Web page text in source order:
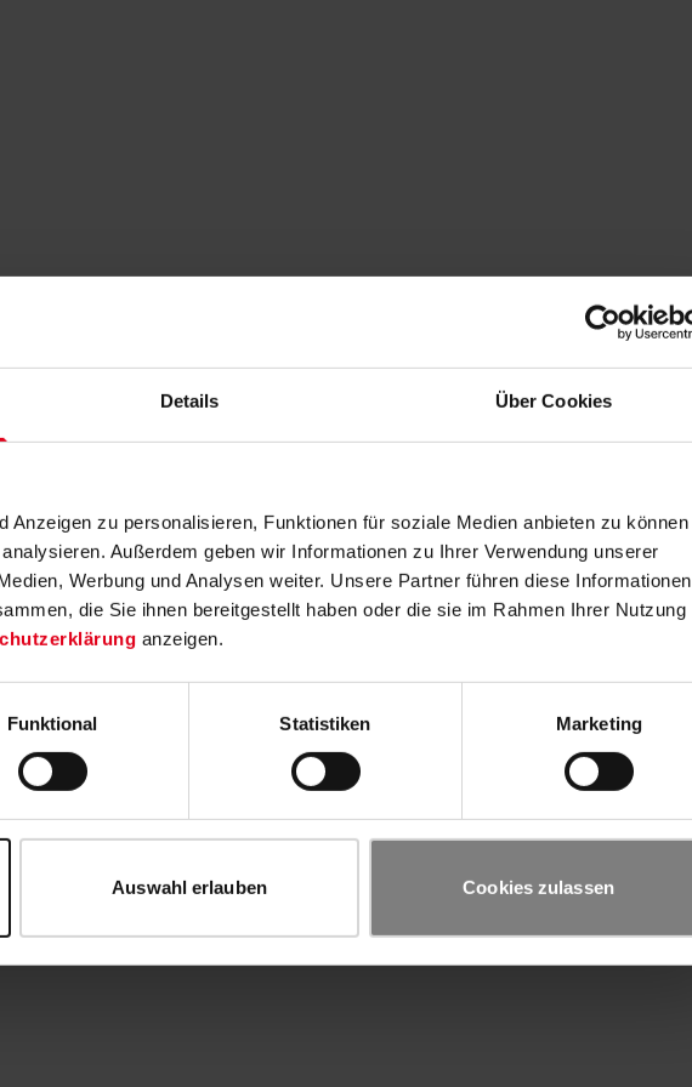
Details Über Cookies
Anzeigen zu personalisieren, Funktionen für soziale Medien anbieten zu können
Außerdem geben wir Informationen zu Ihrer Verwendung unserer
Werbung und Analysen weiter. Unsere Partner führen diese Informationen
die Sie ihnen bereitgestellt haben oder die sie im Rahmen Ihrer Nutzung
anzeigen.
Funktional Statistiken Marketing
Auswahl erlauben Cookies zulassen